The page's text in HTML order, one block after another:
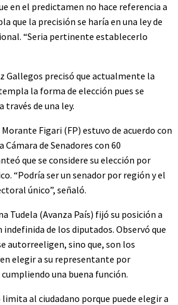
en el predictamen no hace referencia a
que la precisión se haría en una ley de
“Seria pertinente establecerlo
Gallegos precisó que actualmente la
la forma de elección pues se
de una ley.
Figari (FP) estuvo de acuerdo con
Cámara de Senadores con 60
que se considere su elección por
“Podría ser un senador por región y el
único”, señaló.
Tudela (Avanza País) fijó su posición a
de los diputados. Observó que
autorreeligen, sino que, son los
elegir a su representante por
una buena función.
al ciudadano porque puede elegir a